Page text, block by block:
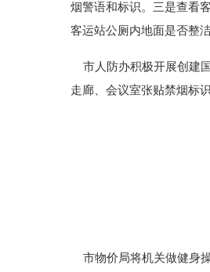
烟警语和标识。三是查看
客运站公厕内地面是否整
市人防办积极开展创建
走廊、会议室张贴禁烟标
市物价局将机关做健身